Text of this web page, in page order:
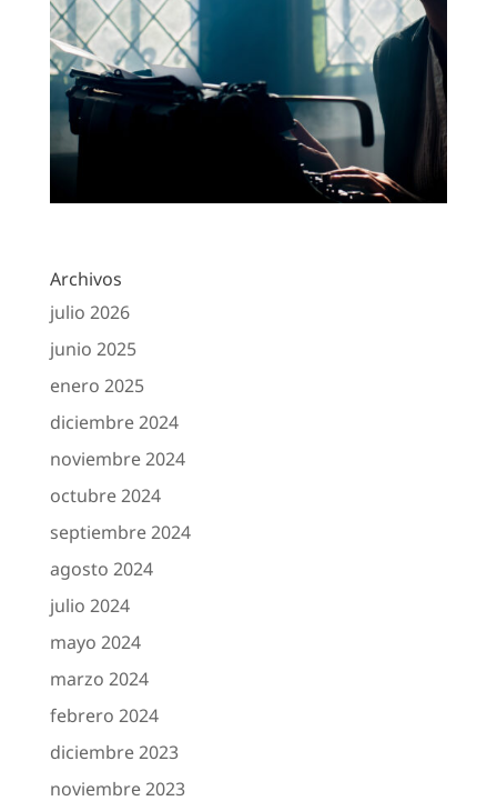
Archivos
julio 2026
junio 2025
enero 2025
diciembre 2024
noviembre 2024
octubre 2024
septiembre 2024
agosto 2024
julio 2024
mayo 2024
marzo 2024
febrero 2024
diciembre 2023
noviembre 2023